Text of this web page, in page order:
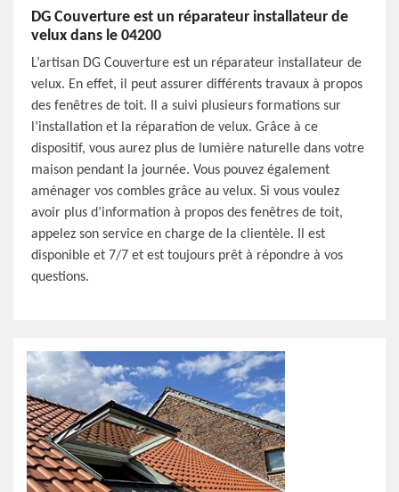
DG Couverture est un réparateur installateur de
velux dans le 04200
L’artisan DG Couverture est un réparateur installateur de
velux. En effet, il peut assurer différents travaux à propos
des fenêtres de toit. Il a suivi plusieurs formations sur
l’installation et la réparation de velux. Grâce à ce
dispositif, vous aurez plus de lumière naturelle dans votre
maison pendant la journée. Vous pouvez également
aménager vos combles grâce au velux. Si vous voulez
avoir plus d’information à propos des fenêtres de toit,
appelez son service en charge de la clientèle. Il est
disponible et 7/7 et est toujours prêt à répondre à vos
questions.